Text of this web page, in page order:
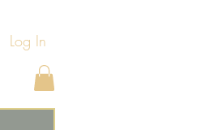
Log In